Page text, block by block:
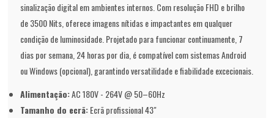
sinalização digital em ambientes internos. Com resolução FHD e brilho
de 3500 Nits, oferece imagens nítidas e impactantes em qualquer
condição de luminosidade. Projetado para funcionar continuamente, 7
dias por semana, 24 horas por dia, é compatível com sistemas Android
ou Windows (opcional), garantindo versatilidade e fiabilidade excecionais.
Alimentação:AC 180V - 264V @ 50–60Hz
Tamanho do ecrã:Ecrã profissional 43"